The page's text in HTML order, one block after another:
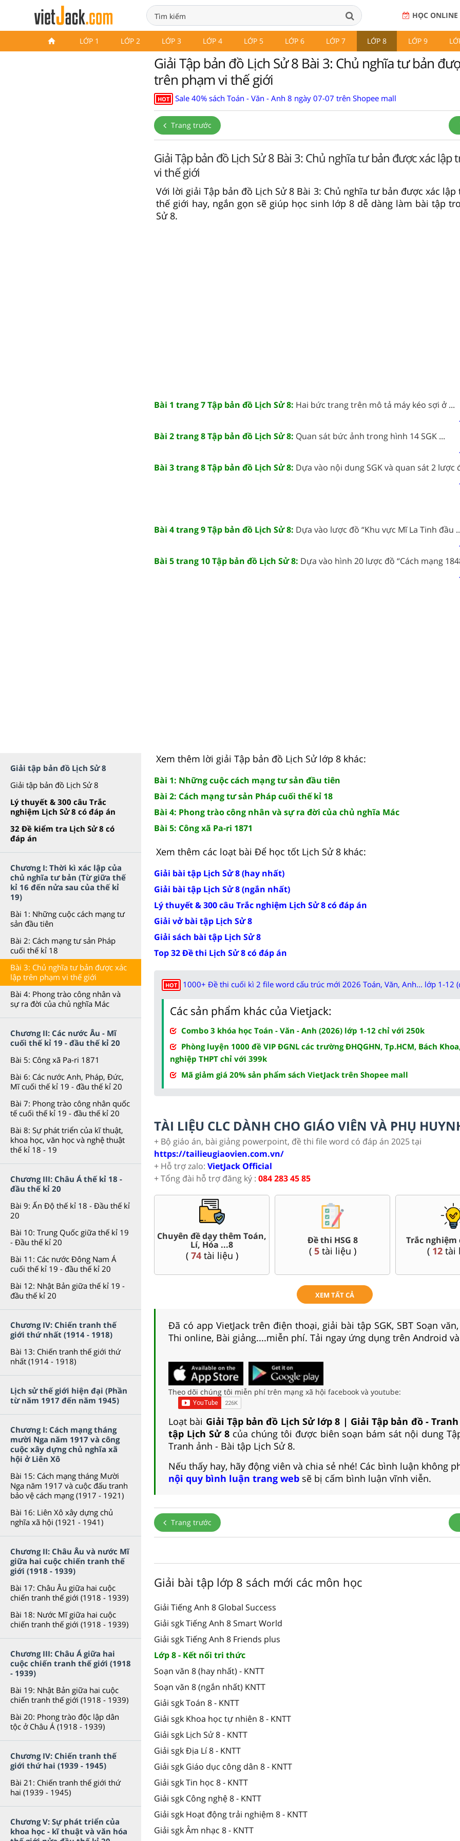
HỌC ONLINE
LỚP 1 LỚP 2 LỚP 3 LỚP 4 LỚP 5 LỚP 6 LỚP 7 LỚP 8 LỚP 9
Giải tập bản đồ Lịch Sử 8
Giải tập bản đồ Lịch Sử 8
Lý thuyết & 300 câu Trắc
nghiệm Lịch Sử 8 có đáp án
32 Đề kiểm tra Lịch Sử 8 có
đáp án
Chương I: Thời kì xác lập của
chủ nghĩa tư bản (Từ giữa thế
kỉ 16 đến nửa sau của thế kỉ
19)
Bài 1: Những cuộc cách mạng tư
sản đầu tiên
Bài 2: Cách mạng tư sản Pháp
cuối thế kỉ 18
Bài 3: Chủ nghĩa tư bản được xác
lập trên phạm vi thế giới
Bài 4: Phong trào công nhân và
sự ra đời của chủ nghĩa Mác
Chương II: Các nước Âu - Mĩ
cuối thế kỉ 19 - đầu thế kỉ 20
Bài 5: Công xã Pa-ri 1871
Bài 6: Các nước Anh, Pháp, Đức,
Mĩ cuối thế kỉ 19 - đầu thế kỉ 20
Bài 7: Phong trào công nhân quốc
tế cuối thế kỉ 19 - đầu thế kỉ 20
Bài 8: Sự phát triển của kĩ thuật,
khoa học, văn học và nghệ thuật
thế kỉ 18 - 19
Chương III: Châu Á thế kỉ 18 -
đầu thế kỉ 20
Bài 9: Ấn Độ thế kỉ 18 - Đầu thế kỉ
20
Bài 10: Trung Quốc giữa thế kỉ 19
- Đầu thế kỉ 20
Bài 11: Các nước Đông Nam Á
cuối thế kỉ 19 - đầu thế kỉ 20
Bài 12: Nhật Bản giữa thế kỉ 19 -
đầu thế kỉ 20
Chương IV: Chiến tranh thế
giới thứ nhất (1914 - 1918)
Bài 13: Chiến tranh thế giới thứ
nhất (1914 - 1918)
Lịch sử thế giới hiện đại (Phần
từ năm 1917 đến năm 1945)
Chương I: Cách mạng tháng
mười Nga năm 1917 và công
cuộc xây dựng chủ nghĩa xã
hội ở Liên Xô
Bài 15: Cách mạng tháng Mười
Nga năm 1917 và cuộc đấu tranh
bảo vệ cách mạng (1917 - 1921)
Bài 16: Liên Xô xây dựng chủ
nghĩa xã hội (1921 - 1941)
Chương II: Châu Âu và nước Mĩ
giữa hai cuộc chiến tranh thế
giới (1918 - 1939)
Bài 17: Châu Âu giữa hai cuộc
chiến tranh thế giới (1918 - 1939)
Bài 18: Nước Mĩ giữa hai cuộc
chiến tranh thế giới (1918 - 1939)
Chương III: Châu Á giữa hai
cuộc chiến tranh thế giới (1918
- 1939)
Bài 19: Nhật Bản giữa hai cuộc
chiến tranh thế giới (1918 - 1939)
Bài 20: Phong trào độc lập dân
tộc ở Châu Á (1918 - 1939)
Chương IV: Chiến tranh thế
giới thứ hai (1939 - 1945)
Bài 21: Chiến tranh thế giới thứ
hai (1939 - 1945)
Chương V: Sự phát triển của
khoa học - kĩ thuật và văn hóa
Giải Tập bản đồ Lịch Sử 8 Bài 3: Chủ nghĩa tư bản
trên phạm vi thế giới
HOT Sale 40% sách Toán - Văn - Anh 8 ngày 07-07 trên Shopee mall
Trang trước
Giải Tập bản đồ Lịch Sử 8 Bài 3: Chủ nghĩa tư bản được xác lập
vi thế giới
Với lời giải Tập bản đồ Lịch Sử 8 Bài 3: Chủ nghĩa tư bản được xác lập
thế giới hay, ngắn gọn sẽ giúp học sinh lớp 8 dễ dàng làm bài tập
Sử 8.
Bài 1 trang 7 Tập bản đồ Lịch Sử 8: Hai bức trang trên mô tả máy kéo sợi ở ...
Bài 2 trang 8 Tập bản đồ Lịch Sử 8: Quan sát bức ảnh trong hình 14 SGK ...
Bài 3 trang 8 Tập bản đồ Lịch Sử 8: Dựa vào nội dung SGK và quan sát 2 lược
Bài 4 trang 9 Tập bản đồ Lịch Sử 8: Dựa vào lược đồ “Khu vực Mĩ La Tinh đầu
Bài 5 trang 10 Tập bản đồ Lịch Sử 8: Dựa vào hình 20 lược đồ “Cách mạng
Xem thêm lời giải Tập bản đồ Lịch Sử lớp 8 khác:
Bài 1: Những cuộc cách mạng tư sản đầu tiên
Bài 2: Cách mạng tư sản Pháp cuối thế kỉ 18
Bài 4: Phong trào công nhân và sự ra đời của chủ nghĩa Mác
Bài 5: Công xã Pa-ri 1871
Xem thêm các loạt bài Để học tốt Lịch Sử 8 khác:
Giải bài tập Lịch Sử 8 (hay nhất)
Giải bài tập Lịch Sử 8 (ngắn nhất)
Lý thuyết & 300 câu Trắc nghiệm Lịch Sử 8 có đáp án
Giải vở bài tập Lịch Sử 8
Giải sách bài tập Lịch Sử 8
Top 32 Đề thi Lịch Sử 8 có đáp án
HOT 1000+ Đề thi cuối kì 2 file word cấu trúc mới 2026 Toán, Văn, Anh... lớp 1-12
Các sản phẩm khác của Vietjack:
Combo 3 khóa học Toán - Văn - Anh (2026) lớp 1-12 chỉ với 250k
Phòng luyện 1000 đề VIP ĐGNL các trường ĐHQGHN, Tp.HCM, Bách
nghiệp THPT chỉ với 399k
Mã giảm giá 20% sản phẩm sách VietJack trên Shopee mall
TÀI LIỆU CLC DÀNH CHO GIÁO VIÊN VÀ PHỤ
+ Bộ giáo án, bài giảng powerpoint, đề thi file word có đáp án 2025 tại
https://tailieugiaovien.com.vn/
+ Hỗ trợ zalo: VietJack Official
+ Tổng đài hỗ trợ đăng ký : 084 283 45 85
Văn, Giáo án word 8 Chuyên đề dạy thêm Toán,
Lí, Hóa ...8
( 74tài liệu )
Đề thi HSG 8
( 5tài liệu )
Trắc nghiệm
( 12tài
XEM TẤT CẢ
Đã có app VietJack trên điện thoại, giải bài tập SGK, SBT Soạn
Thi online, Bài giảng....miễn phí. Tải ngay ứng dụng trên Android và
Theo dõi chúng tôi miễn phí trên mạng xã hội facebook và youtube:
Loạt bài Giải Tập bản đồ Lịch Sử lớp 8 | Giải Tập bản đồ -
tập Lịch Sử 8của chúng tôi được biên soạn bám sát nội dung
Tranh ảnh - Bài tập Lịch Sử 8.
Nếu thấy hay, hãy động viên và chia sẻ nhé! Các bình luận không
nội quy bình luận trang web sẽ bị cấm bình luận vĩnh viễn.
Trang trước
Giải bài tập lớp 8 sách mới các môn học
Giải Tiếng Anh 8 Global Success
Giải sgk Tiếng Anh 8 Smart World
Giải sgk Tiếng Anh 8 Friends plus
Lớp 8 - Kết nối tri thức
Soạn văn 8 (hay nhất) - KNTT
Soạn văn 8 (ngắn nhất) KNTT
Giải sgk Toán 8 - KNTT
Giải sgk Khoa học tự nhiên 8 - KNTT
Giải sgk Lịch Sử 8 - KNTT
Giải sgk Địa Lí 8 - KNTT
Giải sgk Giáo dục công dân 8 - KNTT
Giải sgk Tin học 8 - KNTT
Giải sgk Công nghệ 8 - KNTT
Giải sgk Hoạt động trải nghiệm 8 - KNTT
Giải sgk Âm nhạc 8 - KNTT